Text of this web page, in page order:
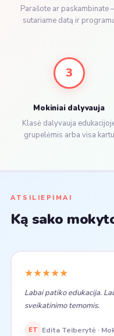
Parašote ar paskambinate
sutariame datą ir
3
Mokiniai dalyvauja
Klasė dalyvauja
grupelėmis arba visa kartu
ATSILIEPIMAI
Ką sako
★★★★★
Labai patiko edukacija.
sveikatinimo temomis.
ET Edita Teiberytė ·